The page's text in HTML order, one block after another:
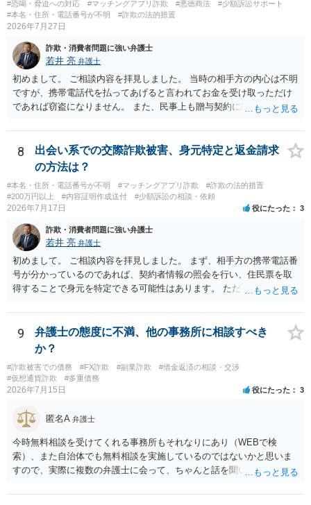
#恐喝・脅迫への対応 #マッチングアプリ詐欺 #悪徳商法
#少額訴訟サポート
#本名・住所・電話番号が不明
#詐欺の法的措置
2026年7月27日
詐欺・消費者問題に強い弁護士
若井 亮 弁護士
初めまして。 ご相談内容を拝見しました。 当時の相手方の内心は不明
ですが、携帯電話代を払ってあげると言われてお金を受け取っただけ
であれば窃盗になりません。 また、民事上も贈与契約に該当すると思
ず、可能であればブロックをするようにしてください。 ご不安であれ
ば、最寄りの警察署に相談をしても良いかもしれません。 以上、ご参
考になれば幸いです。
8
出会い系での交際詐欺被害、身元特定と返金請求
の方法は？
#本名・住所・電話番号が不明 #マッチングアプリ詐欺
#詐欺の法的措置
#200万円以上
#内容証明作成送付 #少額訴訟の相談・依頼
2026年7月17日 役にたった 3
詐欺・消費者問題に強い弁護士
若井 亮 弁護士
初めまして。 ご相談内容を拝見しました。 まず、相手方の携帯電話番
号が分かっているのであれば、契約者情報の照会を行い、住民票を取
得することで身元を特定できる可能性はあります。 ただ、他人名義の
ろです。 LINEについても、詐欺の事案であれば照会できる可能性はあ
りますが、携帯電話の番号を経由する方法より難しくなります。 身元
を特定した後は、返金の理屈があるかどうかを確認していきます。 基
本的に贈与に該当する場合には返金請求ができません。 詐欺を含め、
当方に返金の理屈があるかどうかを確認していきます。 さらに、渡し
た金額について、裏付けがあるかどうかも精査します。 上記を経て、
からスタートすることになるでしょう。 ご理解のとおり、詐欺である
ことの立証は簡単ではありません。 刑事事件化が出来るのであれば、
返金交渉で有利になる可能性がありますが、民事上の詐欺の立証以上
に難しいところがあります。 こちらについては、一度、最寄りの警察
署に被害相談をするようにしてください。 具体的な見通しに関して
良いかと思います。
9
弁護士の態度に不満、他の事務所に相談すべき
か？
#詐欺被害での債務 #FX詐欺 #副業詐欺
#借金返済の相談・交渉
#仮想通貨詐欺
#多重債務
2026年7月15日 役にたった 3
匿名A 弁護士
今時無料相談を受けてくれる事務所もそれなりにあり（WEBで検
索）、また自治体でも無料相談を実施しているのではないかと思いま
すので、実際に複数の弁護士に会って、ちゃんと話を聞いてくれる
はそもそも事案を把握できていないようですので、御相談の案件につ